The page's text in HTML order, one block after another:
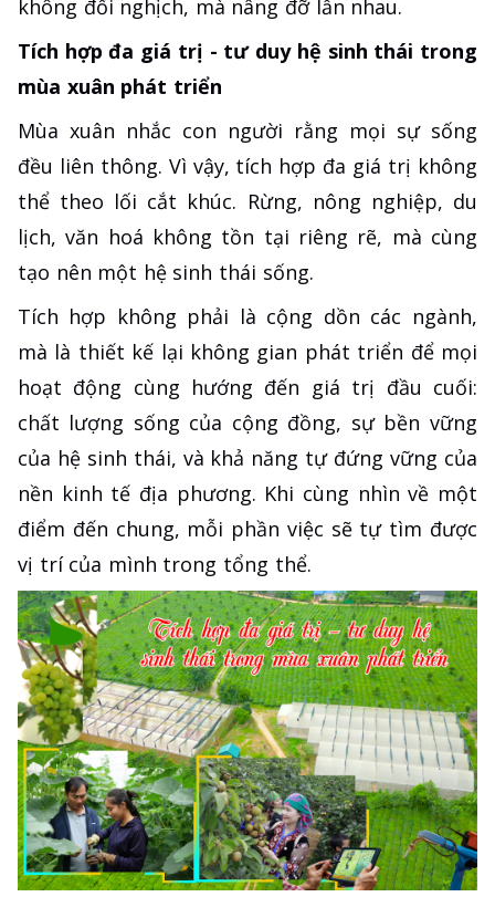
không đối nghịch, mà nâng đỡ lẫn nhau.
Tích hợp đa giá trị - tư duy hệ sinh thái trong
mùa xuân phát triển
Mùa xuân nhắc con người rằng mọi sự sống
đều liên thông. Vì vậy, tích hợp đa giá trị không
thể theo lối cắt khúc. Rừng, nông nghiệp, du
lịch, văn hoá không tồn tại riêng rẽ, mà cùng
tạo nên một hệ sinh thái sống.
Tích hợp không phải là cộng dồn các ngành,
mà là thiết kế lại không gian phát triển để mọi
hoạt động cùng hướng đến giá trị đầu cuối:
chất lượng sống của cộng đồng, sự bền vững
của hệ sinh thái, và khả năng tự đứng vững của
nền kinh tế địa phương. Khi cùng nhìn về một
điểm đến chung, mỗi phần việc sẽ tự tìm được
vị trí của mình trong tổng thể.